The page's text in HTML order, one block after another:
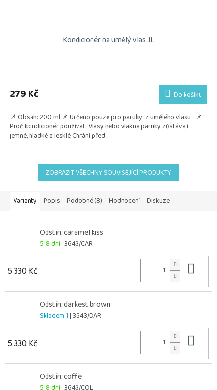
Kondicionér na umělý vlas JL
produktu
je
z
5
hvězdiček.
279 Kč Do košíku
📌 Obsah: 200 ml 📌 Určeno pouze pro paruky: z umělého vlasu 📌
Proč kondicionér používat: Vlasy nebo vlákna paruky zůstávají
jemné, hladké a lesklé Chrání před...
ZOBRAZIT VŠECHNY SOUVISEJÍCÍ PRODUKTY
Varianty Popis Podobné (8) Hodnocení Diskuze
Odstín: caramel kiss
5-8 dní| 3643/CAR
5 330 Kč
Odstín: darkest brown
Skladem 1| 3643/DAR
5 330 Kč
Odstín: coffe
5-8 dní| 3643/COL